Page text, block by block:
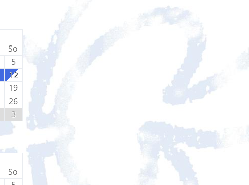
So
5
12
19
26
3
So